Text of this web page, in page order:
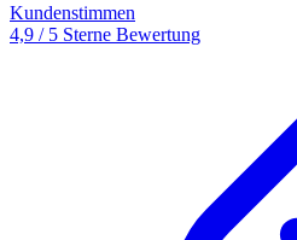
Kundenstimmen
4,9 / 5 Sterne Bewertung